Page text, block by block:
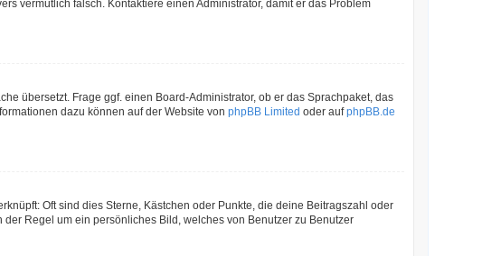
vermutlich falsch. Kontaktiere einen Administrator, damit er das Problem
übersetzt. Frage ggf. einen Board-Administrator, ob er das Sprachpaket, das
dazu können auf der Website von phpBB Limited oder aufphpBB.de
Oft sind dies Sterne, Kästchen oder Punkte, die deine Beitragszahl oder
Regel um ein persönliches Bild, welches von Benutzer zu Benutzer